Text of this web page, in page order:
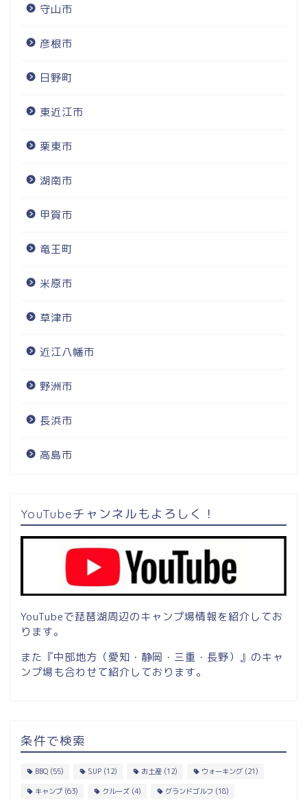
守山市
彦根市
日野町
東近江市
栗東市
湖南市
甲賀市
竜王町
米原市
草津市
近江八幡市
野洲市
長浜市
高島市
YouTubeチャンネルもよろしく！
YouTubeで琵琶湖周辺のキャンプ場情報を紹介してお
ります。
また『中部地方（愛知・静岡・三重・長野）』のキャ
ンプ場も合わせて紹介しております。
条件で検索
BBQ (55) SUP (12) お土産 (12) ウォーキング (21)
キャンプ (63) クルーズ (4) グランドゴルフ (18)